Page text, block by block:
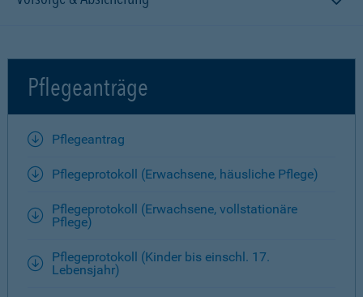
Pflegeanträge
Pflegeantrag
Pflegeprotokoll (Erwachsene, häusliche Pflege)
Pflegeprotokoll (Erwachsene, vollstationäre
Pflege)
Pflegeprotokoll (Kinder bis einschl. 17.
Lebensjahr)